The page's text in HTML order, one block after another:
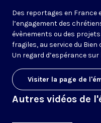
Des reportages en France
l’engagement des
évènements ou des
fragiles, au service du
Un regard d’espérance sur
Visiter la page de
Autres vidéos de